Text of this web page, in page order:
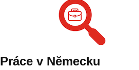
Práce v Německu